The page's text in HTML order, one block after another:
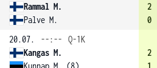
Rammal M.
Palve M.
2
0
20.07.
--:--
Q-1K
Kangas M.
Kunnap M. (8)
2
1